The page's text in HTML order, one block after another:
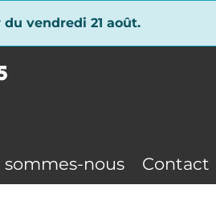
vendredi 21 août.
sommes-nous Contact